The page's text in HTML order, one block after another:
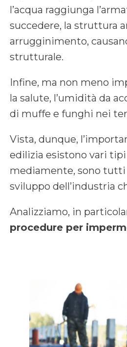
l’acqua raggiunga
succedere, la struttura
arrugginimento,
strutturale.
Infine, ma non meno
la salute, l’umidità da
di muffe e funghi nei
Vista, dunque,
edilizia esistono vari
mediamente, sono
sviluppo dell’industria
Analizziamo, in
procedure per